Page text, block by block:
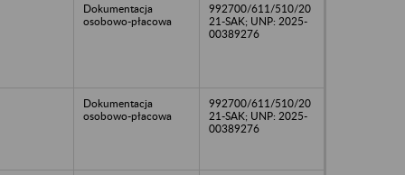
Dokumentacja
osobowo-płacowa
992700/611/510/20
21-SAK; UNP: 2025-
00389276
Dokumentacja
osobowo-płacowa
992700/611/510/20
21-SAK; UNP: 2025-
00389276